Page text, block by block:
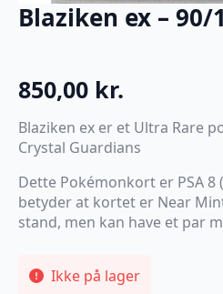
Blaziken ex – 90/
850,00 kr.
Blaziken ex er et Ultra Rare
Crystal Guardians
Dette Pokémonkort er PSA 8
betyder at kortet er Near
stand, men kan have et par
Ikke på lager